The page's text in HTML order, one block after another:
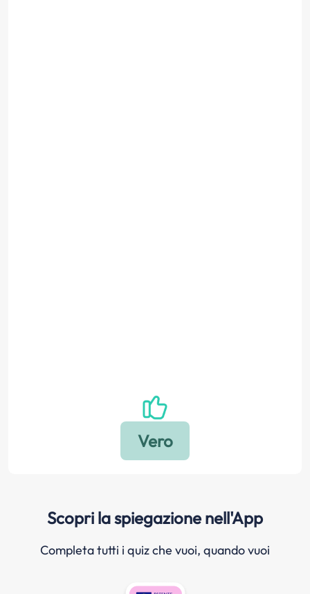
Scopri la spiegazione nell'App
Completa tutti i quiz che vuoi, quando vuoi